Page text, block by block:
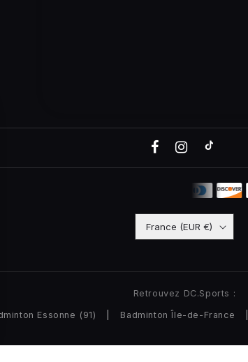
France (EUR €)
Retrouvez DC.Sports :
Essonne (91) Badminton Île-de-France